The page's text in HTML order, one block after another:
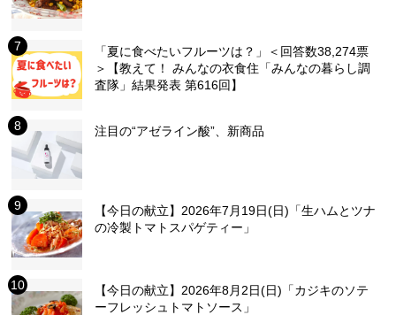
「夏に食べたいフルーツは？」＜回答数38,274票
＞【教えて！ みんなの衣食住「みんなの暮らし調
査隊」結果発表 第616回】
注目の“アゼライン酸”、新商品
【今日の献立】2026年7月19日(日)「生ハムとツナ
の冷製トマトスパゲティー」
【今日の献立】2026年8月2日(日)「カジキのソテ
ーフレッシュトマトソース」